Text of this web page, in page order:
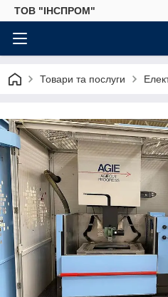
ТОВ "ІНСПРОМ"
Товари та послуги